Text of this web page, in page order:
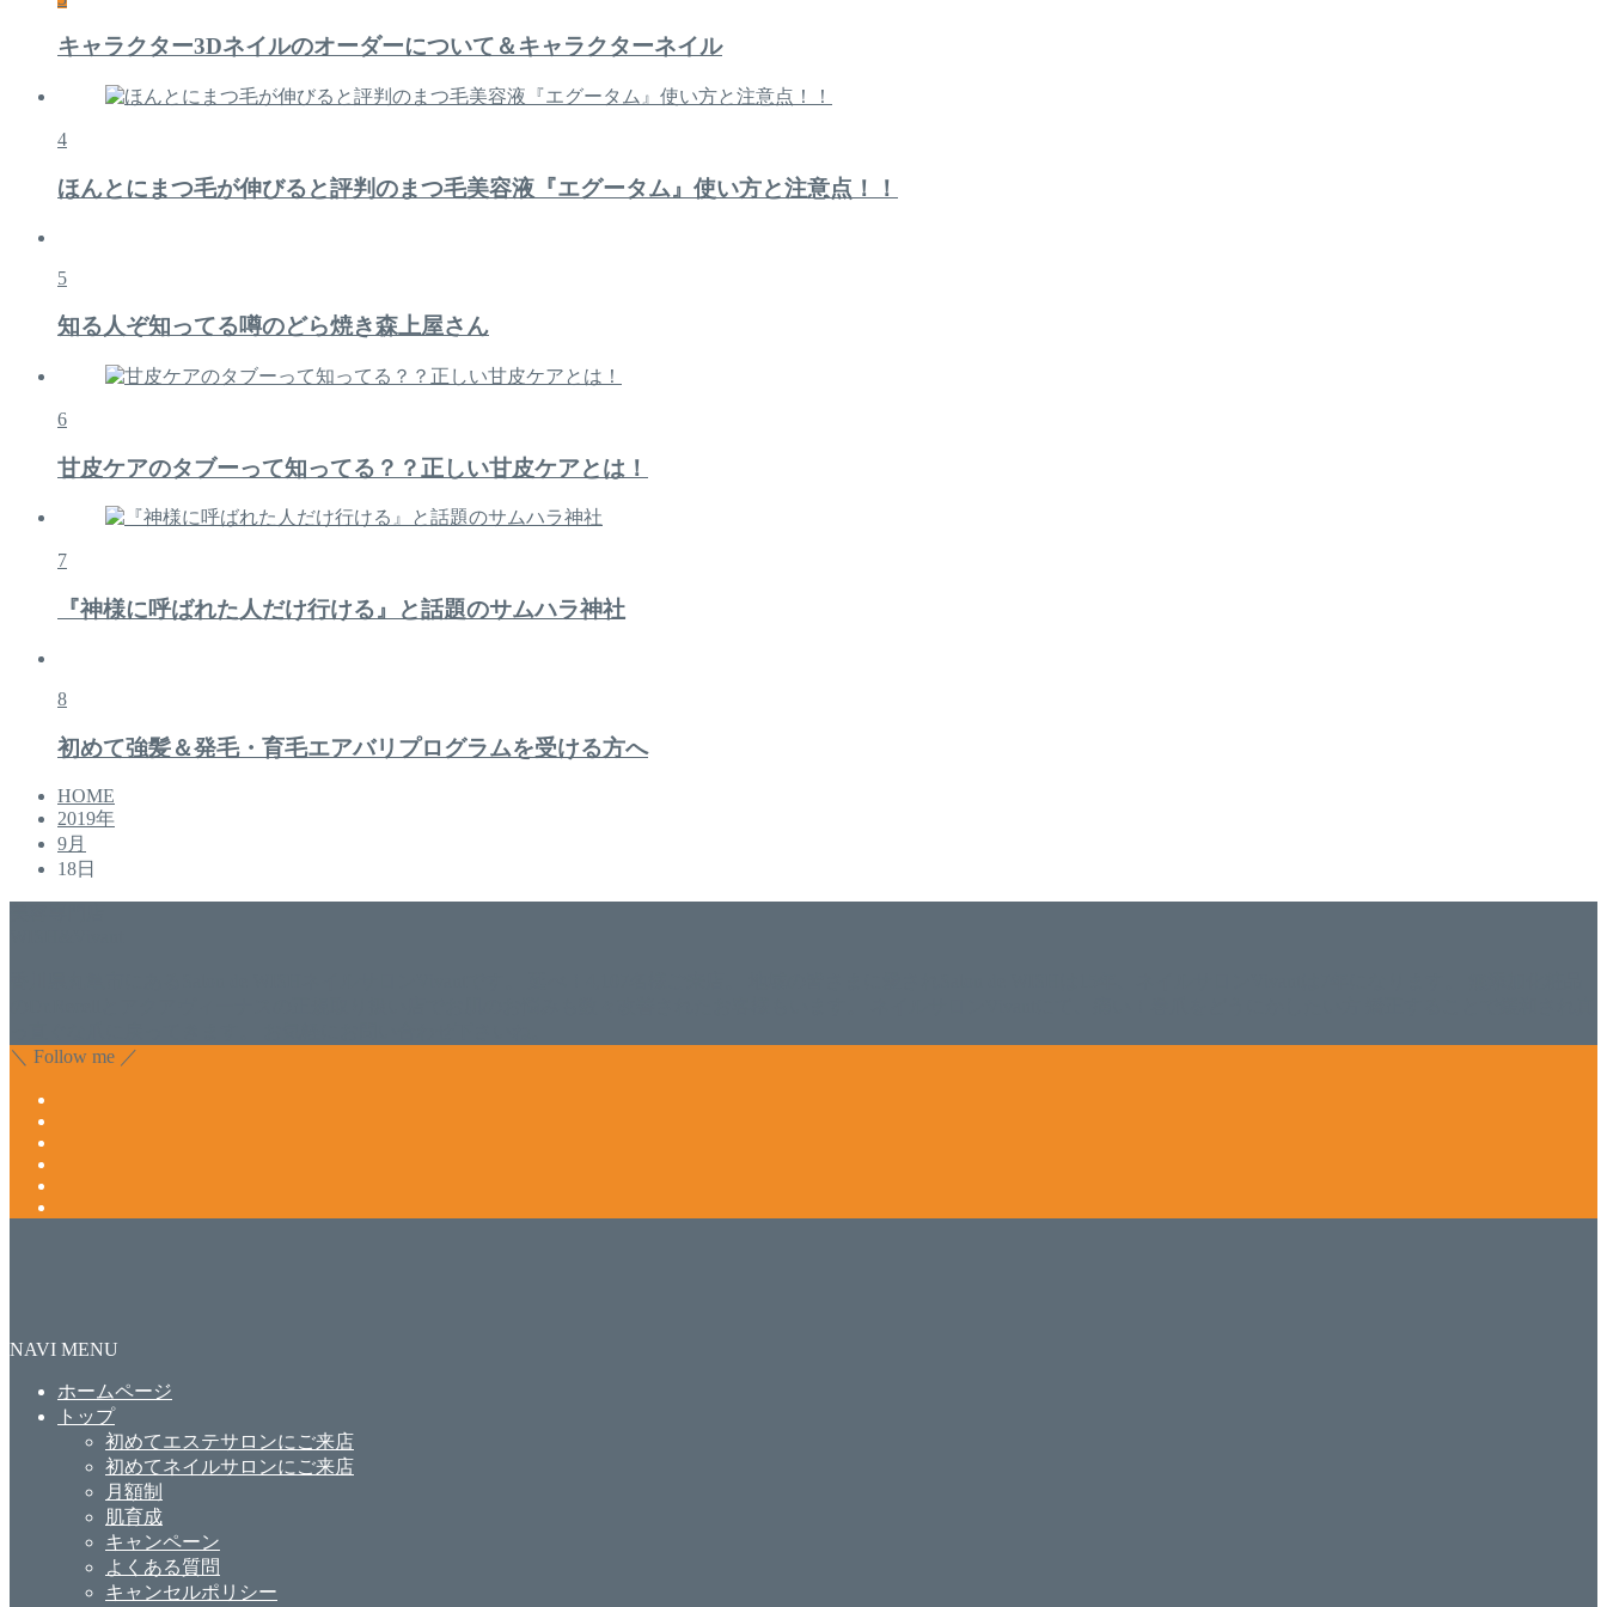
キャラクター3Dネイルのオーダーについて＆キャラクターネイル
4
ほんとにまつ毛が伸びると評判のまつ毛美容液『エグータム』使い方と注意点！！
5
知る人ぞ知ってる噂のどら焼き森上屋さん
6
甘皮ケアのタブーって知ってる？？正しい甘皮ケアとは！
7
『神様に呼ばれた人だけ行ける』と話題のサムハラ神社
8
初めて強髪＆発毛・育毛エアバリプログラムを受ける方へ
HOME
2019年
9月
18日
＼ Follow me ／
NAVI MENU
ホームページ
トップ
初めてエステサロンにご来店
初めてネイルサロンにご来店
月額制
肌育成
キャンペーン
よくある質問
キャンセルポリシー